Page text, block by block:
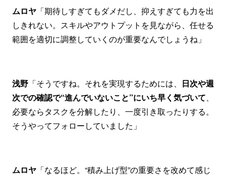
ムロヤ 「期待しすぎてもダメだし、抑えすぎても力を出
しきれない。スキルやアウトプットを見ながら、任せる
範囲を適切に調整していくのが重要なんでしょうね」
浅野 「そうですね。それを実現するためには、 日次や週
次での確認で“進んでいないこと”にいち早く気づいて、
必要ならタスクを分解したり、一度引き取ったりする。
そうやってフォローしていました」
ムロヤ 「なるほど。“積み上げ型”の重要さを改めて感じ